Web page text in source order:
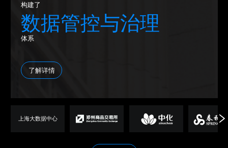
构建了
数据管控与治理
体系
了解详情